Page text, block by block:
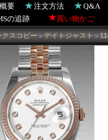
要 注文方法
Q&A
の追跡 買い物かご
クスコピー > デイトジャスト >